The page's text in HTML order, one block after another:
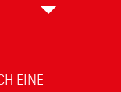
EINE